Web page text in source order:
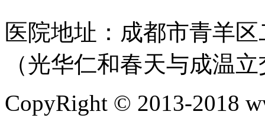
医院地址：成都市青羊
（光华仁和春天与成温
CopyRight © 2013-2018